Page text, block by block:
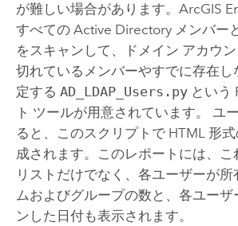
が難しい場合があります。 ArcGIS
すべての Active Directory メンバー
をスキャンして、ドメイン アカウ
切れているメンバーやすでに存在
定する AD_LDAP_Users.pyという
ト ツールが用意されています。 ユ
ると、このスクリプトで HTML 形
成されます。このレポートには、
リストだけでなく、各ユーザーが
ムおよびグループの数と、各ユーザ
ンした日付も表示されます。